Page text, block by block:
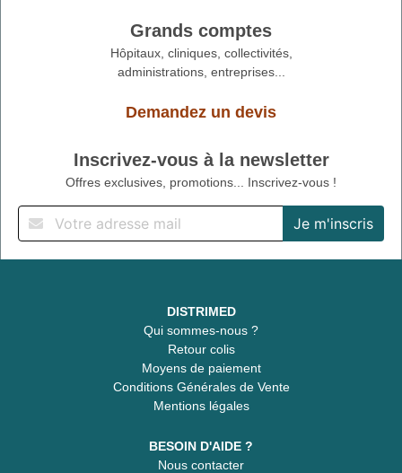
Grands comptes
Hôpitaux, cliniques, collectivités,
administrations, entreprises...
Demandez un devis
Inscrivez-vous à la newsletter
Offres exclusives, promotions... Inscrivez-vous !
DISTRIMED
Qui sommes-nous ?
Retour colis
Moyens de paiement
Conditions Générales de Vente
Mentions légales
BESOIN D'AIDE ?
Nous contacter